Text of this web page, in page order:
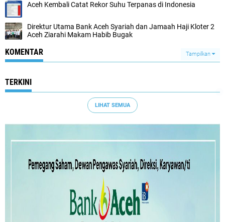
Aceh Kembali Catat Rekor Suhu Terpanas di Indonesia
Direktur Utama Bank Aceh Syariah dan Jamaah Haji Kloter 2
Aceh Ziarahi Makam Habib Bugak
KOMENTAR Tampilkan
TERKINI
LIHAT SEMUA